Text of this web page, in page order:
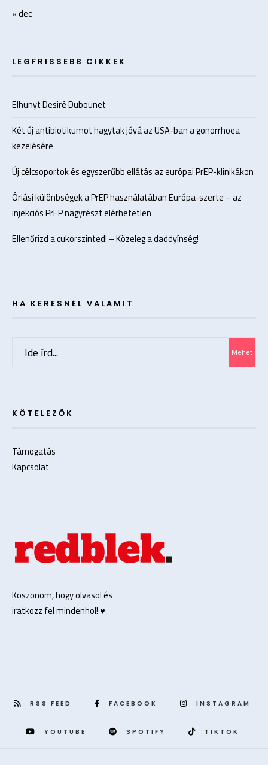
« dec
LEGFRISSEBB CIKKEK
Elhunyt Desiré Dubounet
Két új antibiotikumot hagytak jóvá az USA-ban a gonorrhoea
kezelésére
Új célcsoportok és egyszerűbb ellátás az európai PrEP-klinikákon
Óriási különbségek a PrEP használatában Európa-szerte – az
injekciós PrEP nagyrészt elérhetetlen
Ellenőrizd a cukorszinted! – Közeleg a daddyínség!
HA KERESNÉL VALAMIT
Mehet
KÖTELEZŐK
Támogatás
Kapcsolat
Köszönöm, hogy olvasol és
iratkozz fel mindenhol! ♥️
RSS FEED FACEBOOK INSTAGRAM
YOUTUBE SPOTIFY TIKTOK